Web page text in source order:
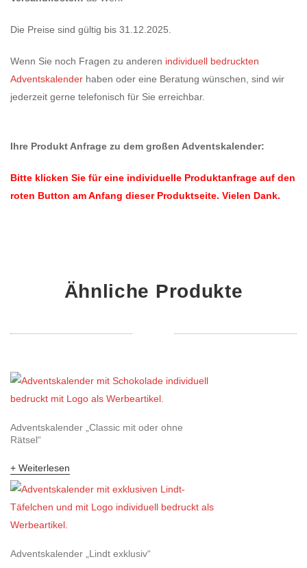
Die Preise sind gültig bis 31.12.2025.
Wenn Sie noch Fragen zu anderen individuell bedruckten
Adventskalender haben oder eine Beratung wünschen, sind wir
jederzeit gerne telefonisch für Sie erreichbar.
Ihre Produkt Anfrage zu dem großen Adventskalender:
Bitte klicken Sie für eine individuelle Produktanfrage auf den
roten Button am Anfang dieser Produktseite. Vielen Dank.
Ähnliche Produkte
Adventskalender „Classic mit oder ohne
Rätsel“
Weiterlesen
Adventskalender „Lindt exklusiv“